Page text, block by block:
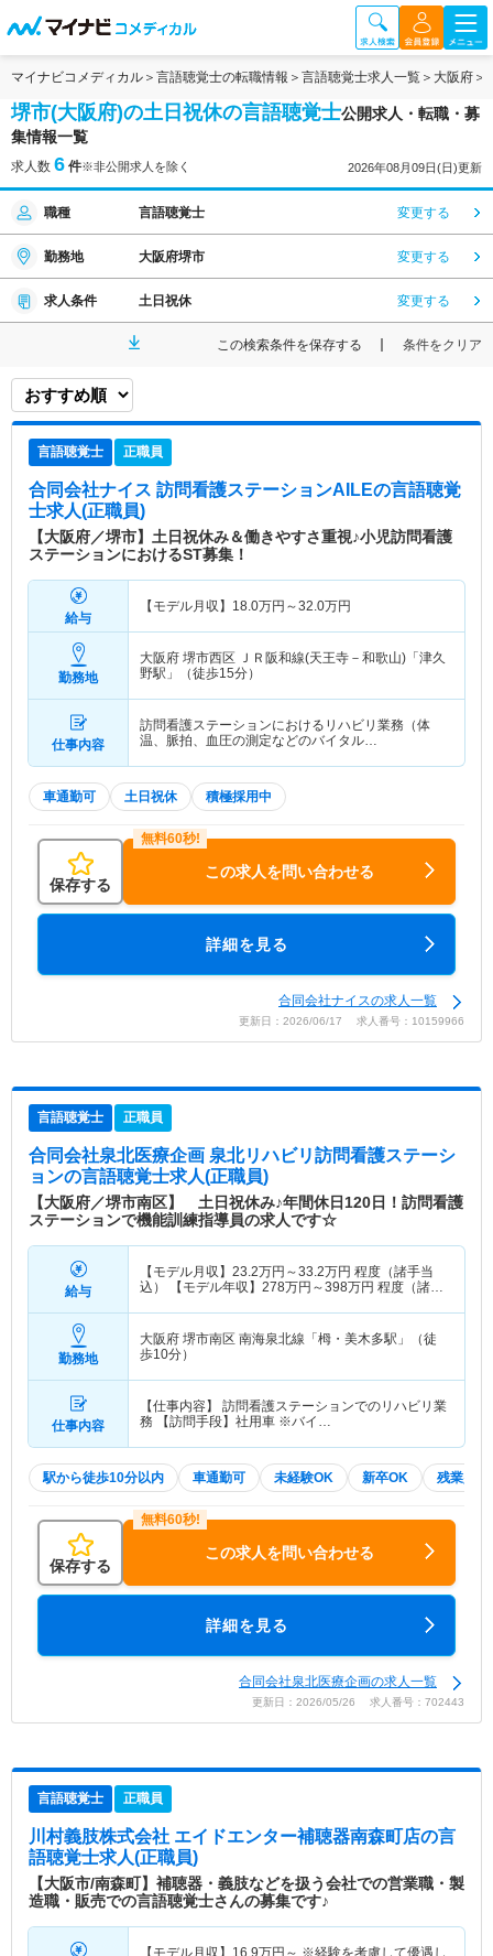
マイナビコメディカル 言語聴覚士の転職情報 言語聴覚士求人一覧 大阪府
堺市(大阪府)の土日祝休の言語聴覚士公開求人・転職・募
集情報一覧
求人数 6 件※非公開求人を除く 2026年08月09日(日)更新
職種 言語聴覚士 変更する
勤務地 大阪府堺市 変更する
求人条件 土日祝休 変更する
この検索条件を保存する 条件をクリア
言語聴覚士 正職員
合同会社ナイス 訪問看護ステーションAILEの言語聴覚
士求人(正職員)
【大阪府／堺市】土日祝休み＆働きやすさ重視♪小児訪問看護
ステーションにおけるST募集！
給与
【モデル月収】 18.0万円～32.0万円
勤務地
大阪府 堺市西区 ＪＲ阪和線(天王寺－和歌山)「津久
野駅」（徒歩15分）
仕事内容
訪問看護ステーションにおけるリハビリ業務（体
温、脈拍、血圧の測定などのバイタル…
車通勤可 土日祝休 積極採用中
保存する
この求人を問い合わせる
詳細を見る
合同会社ナイスの求人一覧
更新日：2026/06/17 求人番号：10159966
言語聴覚士 正職員
合同会社泉北医療企画 泉北リハビリ訪問看護ステーシ
ョンの言語聴覚士求人(正職員)
【大阪府／堺市南区】 土日祝休み♪年間休日120日！訪問看護
ステーションで機能訓練指導員の求人です☆
給与
【モデル月収】 23.2万円～33.2万円 程度（諸手当
込） 【モデル年収】 278万円～398万円 程度（諸手
勤務地
大阪府 堺市南区 南海泉北線「栂・美木多駅」（徒
歩10分）
仕事内容
【仕事内容】 訪問看護ステーションでのリハビリ業
務 【訪問手段】社用車 ※バイ…
駅から徒歩10分以内 車通勤可 未経験OK 新卒OK 残業少な
保存する
この求人を問い合わせる
詳細を見る
合同会社泉北医療企画の求人一覧
更新日：2026/05/26 求人番号：702443
言語聴覚士 正職員
川村義肢株式会社 エイドエンター補聴器南森町店の言
語聴覚士求人(正職員)
【大阪市/南森町】補聴器・義肢などを扱う会社での営業職・製
造職・販売での言語聴覚士さんの募集です♪